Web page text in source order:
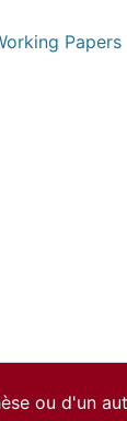
Papers
ou d'un